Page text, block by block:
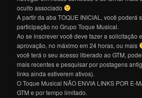
oculto associado
A partir da aba TOQUE INICIAL, você poderá
participação no Grupo Toque Musical.
Ao se inscrever você deve fazer a solicitação
aprovação, no máximo em 24 horas, ou mais
você terá o seu acesso liberado ao GTM,
mais recentes e pesquisar por postagens
links ainda estiverem ativos).
O Toque Musical NÃO ENVIA LINKS POR E-
GTM e por tempo limitado.